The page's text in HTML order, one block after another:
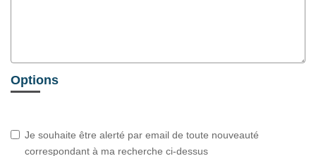
Options
Je souhaite être alerté par email de toute nouveauté
correspondant à ma recherche ci-dessus